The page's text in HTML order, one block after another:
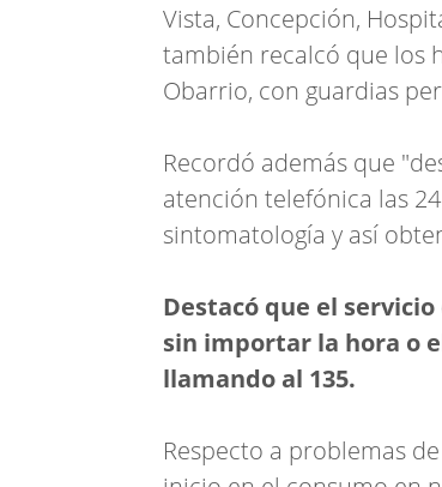
Vista, Concepción,
también recalcó que los
Obarrio, con guardias
Recordó además que
atención telefónica las
sintomatología y así
Destacó que el
sin importar la hora o
llamando al 135.
Respecto a problemas